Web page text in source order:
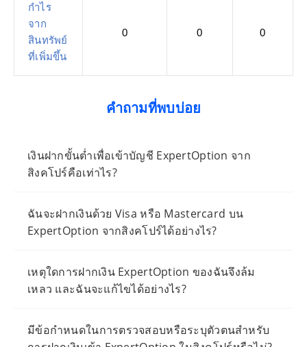
กำไร
จาก
สินทรัพย์
ที่เพิ่มขึ้น
0 0 0
คำถามที่พบบ่อย
เงินฝากขั้นต่ำเพื่อเข้าบัญชี ExpertOption จาก
สิงคโปร์คือเท่าไร?
ฉันจะฝากเงินด้วย Visa หรือ Mastercard บน
ExpertOption จากสิงคโปร์ได้อย่างไร?
เหตุใดการฝากเงิน ExpertOption ของฉันจึงล้ม
เหลว และฉันจะแก้ไขได้อย่างไร?
มีข้อกำหนดในการตรวจสอบหรือระบุตัวตนสำหรับ